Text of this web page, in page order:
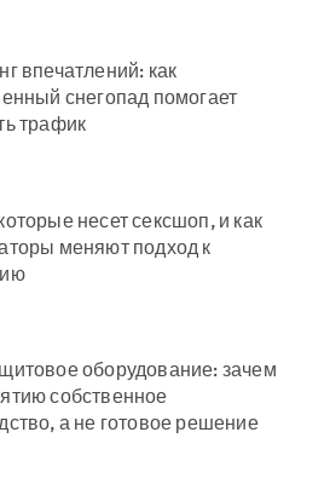
впечатлений: как
снегопад помогает
трафик
несет сексшоп, и как
меняют подход к
оборудование: зачем
собственное
а не готовое решение